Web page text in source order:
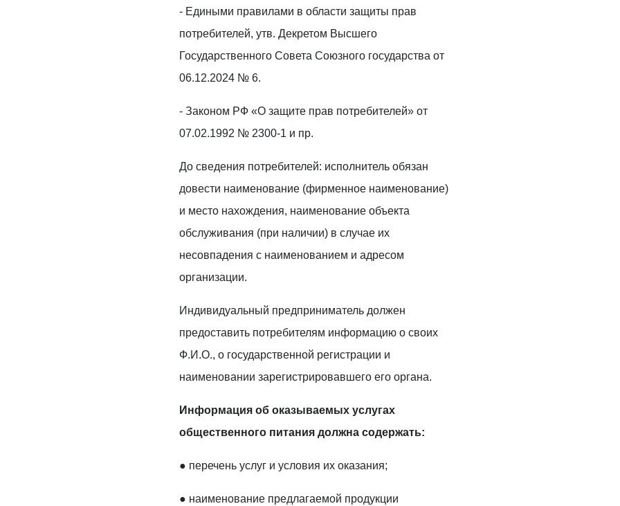
- Едиными правилами в области защиты прав
потребителей, утв. Декретом Высшего
Государственного Совета Союзного государства от
06.12.2024 № 6.
- Законом РФ «О защите прав потребителей» от
07.02.1992 № 2300-1 и пр.
До сведения потребителей: исполнитель обязан
довести наименование (фирменное наименование)
и место нахождения, наименование объекта
обслуживания (при наличии) в случае их
несовпадения с наименованием и адресом
организации.
Индивидуальный предприниматель должен
предоставить потребителям информацию о своих
Ф.И.О., о государственной регистрации и
наименовании зарегистрировавшего его органа.
Информация об оказываемых услугах
общественного питания должна содержать:
● перечень услуг и условия их оказания;
● наименование предлагаемой продукции